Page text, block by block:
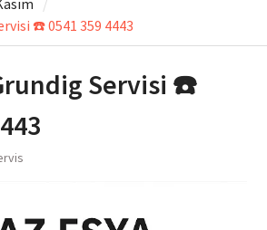
☎️ 0541 359 4443
Servisi ☎️